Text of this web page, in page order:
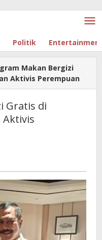
Politik
Makan Bergizi
Aktivis Perempuan
Gratis di
Aktivis